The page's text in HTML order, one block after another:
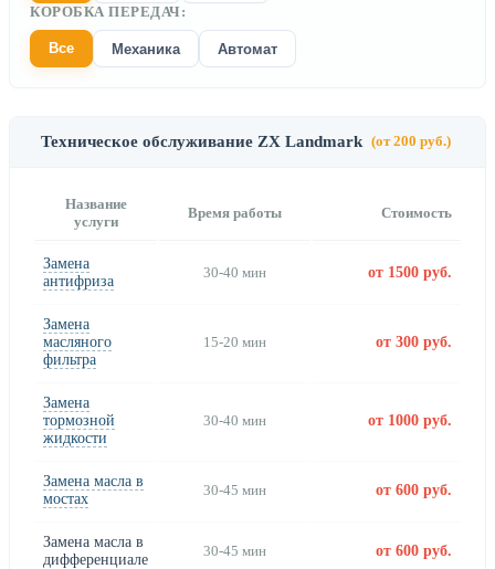
КОРОБКА ПЕРЕДАЧ:
Все Механика Автомат
Техническое обслуживание ZX Landmark (от 200 руб.)
Название
услуги
Время работы Стоимость
Замена
антифриза
30-40 мин от 1500 руб.
Замена
масляного
фильтра
15-20 мин от 300 руб.
Замена
тормозной
жидкости
30-40 мин от 1000 руб.
Замена масла в
мостах
30-45 мин от 600 руб.
Замена масла в
дифференциале
30-45 мин от 600 руб.